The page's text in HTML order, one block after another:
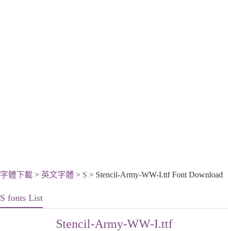
字體下載 > 英文字體 > S > Stencil-Army-WW-I.ttf Font Download
S fonts List
Stencil-Army-WW-I.ttf